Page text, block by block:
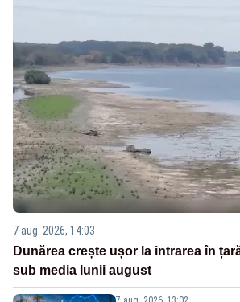
7 aug. 2026, 14:03
Dunărea crește ușor la intrarea în
sub media lunii august